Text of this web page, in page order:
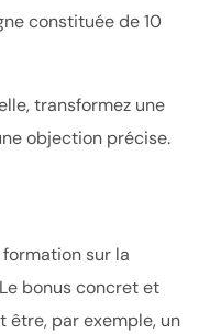
constituée de 10
transformez une
objection précise.
sur la
bonus concret et
être, par exemple, un